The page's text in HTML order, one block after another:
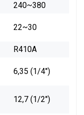
240~380
22~30
R410A
6,35 (1/4")
12,7 (1/2")